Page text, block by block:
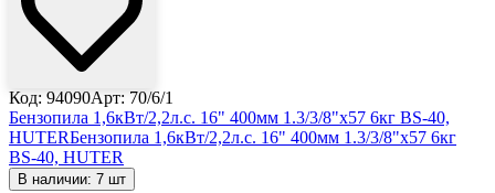
Код: 94090Арт: 70/6/1
Бензопила 1,6кВт/2,2л.с. 16" 400мм 1.3/3/8"х57 6кг BS-40,
HUTERБензопила 1,6кВт/2,2л.с. 16" 400мм 1.3/3/8"х57 6кг
BS-40, HUTER
В наличии: 7 шт